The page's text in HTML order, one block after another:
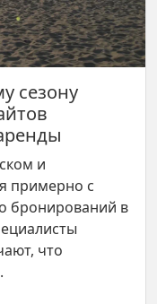
сезону
и
примерно с
бронирований в
что